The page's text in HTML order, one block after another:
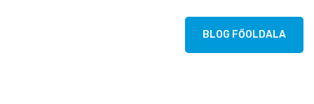
BLOG FŐOLDALA